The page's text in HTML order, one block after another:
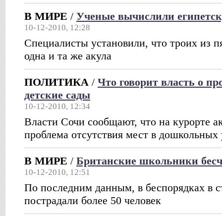
В МИРЕ / Ученые вычислили
10-12-2010, 12:28
Специалисты установили, что троих из
одна и та же акула
ПОЛИТИКА / Что говорит власть о
детские сады
10-12-2010, 12:34
Власти Сочи сообщают, что на курорте
проблема отсутствия мест в
В МИРЕ / Британские школьники
10-12-2010, 12:51
По последним данным, в беспорядках в
пострадали более 50 человек